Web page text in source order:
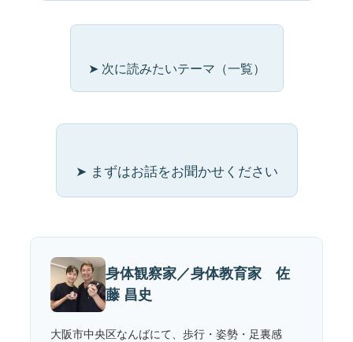
➤ 次に読みたいテーマ（一覧）
➤ まずはお話をお聞かせください
身体観察家／身体教育家 佐
藤 昌史
大阪市中央区なんばにて、歩行・姿勢・足裏感